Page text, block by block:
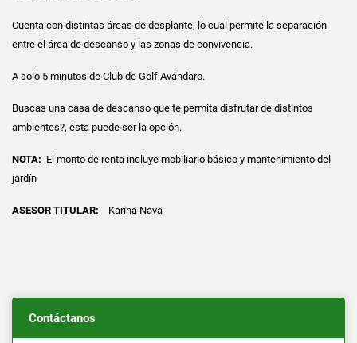
Cuenta con distintas áreas de desplante, lo cual permite la separación
entre el área de descanso y las zonas de convivencia.
A solo 5 minutos de Club de Golf Avándaro.
Buscas una casa de descanso que te permita disfrutar de distintos
ambientes?, ésta puede ser la opción.
NOTA: El monto de renta incluye mobiliario básico y mantenimiento del
jardín
ASESOR TITULAR: Karina Nava
Contáctanos